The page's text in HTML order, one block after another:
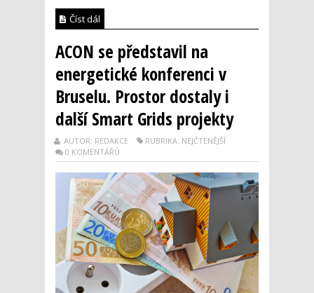
Číst dál
ACON se představil na
energetické konferenci v
Bruselu. Prostor dostaly i
další Smart Grids projekty
AUTOR: REDAKCE
RUBRIKA: NEJČTENĚJŠÍ
0 KOMENTÁŘŮ